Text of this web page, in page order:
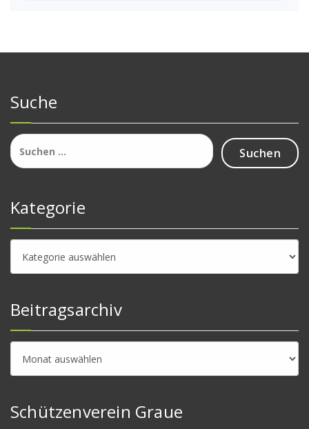
Suche
Suchen
nach:
Kategorie
Kategorie
Beitragsarchiv
Beitragsarchiv
Schützenverein Graue